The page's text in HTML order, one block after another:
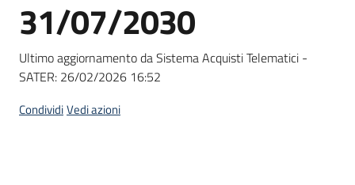
31/07/2030
Ultimo aggiornamento da Sistema Acquisti Telematici -
SATER: 26/02/2026 16:52
CondividiVedi azioni